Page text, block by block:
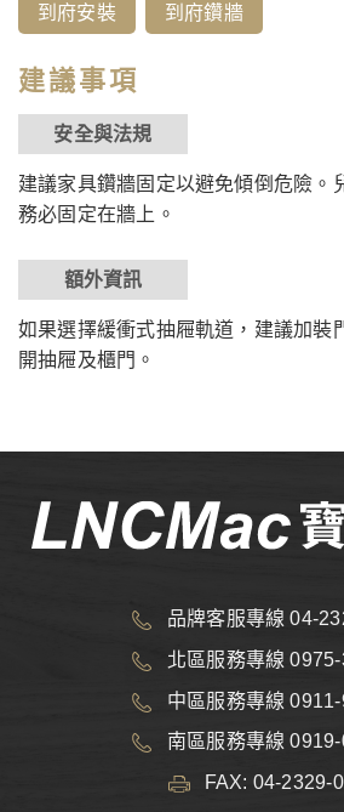
到府安裝 到府鑽牆
建議事項
安全與法規
建議家具鑽牆固定以避免傾倒危險。
務必固定在牆上。
額外資訊
如果選擇緩衝式抽屜軌道，建議加裝
開抽屜及櫃門。
品牌客服專線 04-
北區服務專線
中區服務專線
南區服務專線
FAX: 04-2329-